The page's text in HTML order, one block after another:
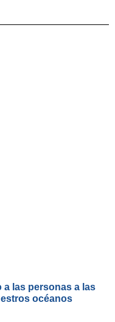
a las personas a las
océanos